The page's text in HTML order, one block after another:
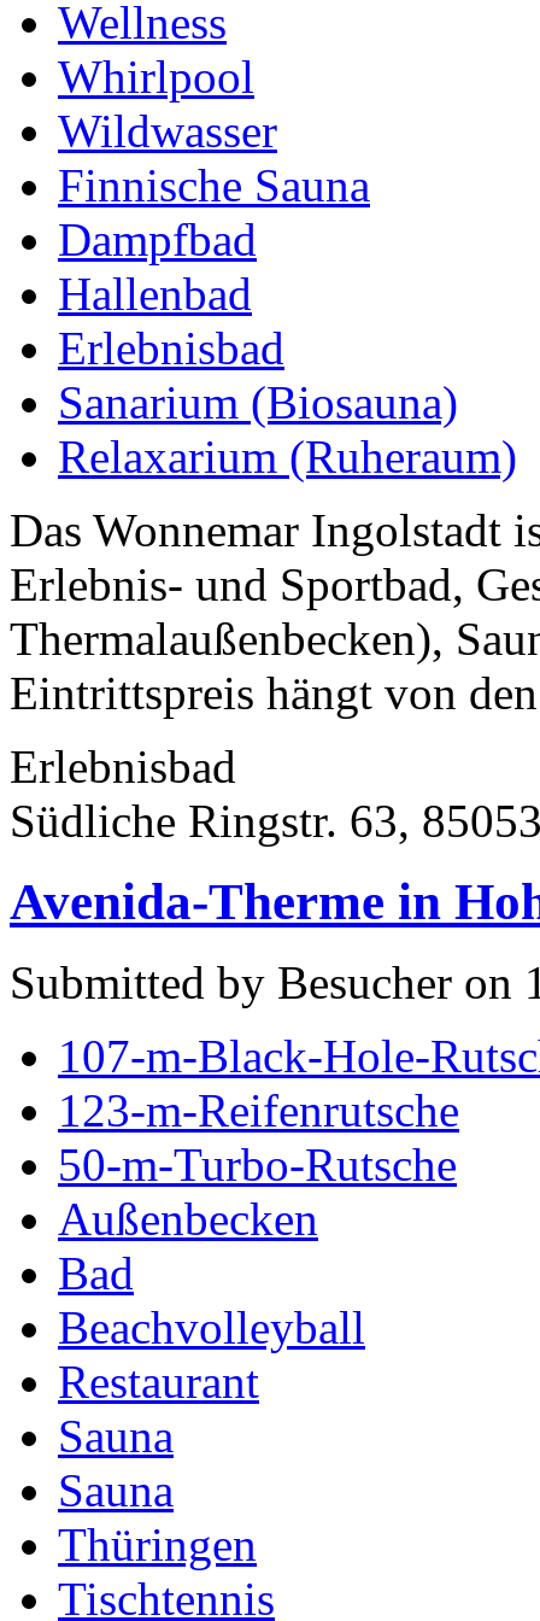
Wellness
Whirlpool
Wildwasser
Finnische Sauna
Dampfbad
Hallenbad
Erlebnisbad
Sanarium (Biosauna)
Relaxarium (Ruheraum)
Das Wonnemar Ingolstadt
Erlebnis- und Sportbad,
Thermalaußenbecken),
Eintrittspreis hängt von
Erlebnisbad
Südliche Ringstr. 63,
Avenida-Therme in
Submitted by Besucher on
107-m-Black-Hole-
123-m-Reifenrutsche
50-m-Turbo-Rutsche
Außenbecken
Bad
Beachvolleyball
Restaurant
Sauna
Sauna
Thüringen
Tischtennis